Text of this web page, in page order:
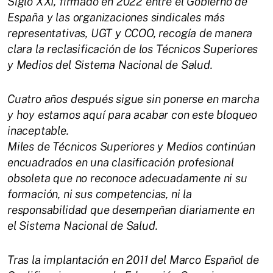
España y las organizaciones sindicales más
representativas, UGT y CCOO, recogía de manera
clara la reclasificación de los Técnicos Superiores
y Medios del Sistema Nacional de Salud.
Cuatro años después sigue sin ponerse en marcha
y hoy estamos aquí para acabar con este bloqueo
inaceptable.
Miles de Técnicos Superiores y Medios continúan
encuadrados en una clasificación profesional
obsoleta que no reconoce adecuadamente ni su
formación, ni sus competencias, ni la
responsabilidad que desempeñan diariamente en
el Sistema Nacional de Salud.
Tras la implantación en 2011 del Marco Español de